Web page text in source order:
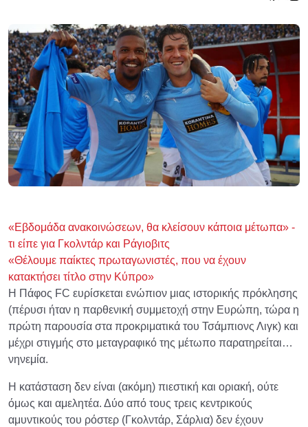
«Εβδομάδα ανακοινώσεων, θα κλείσουν κάποια μέτωπα» -
τι είπε για Γκολντάρ και Ράγιοβιτς
«Θέλουμε παίκτες πρωταγωνιστές, που να έχουν
κατακτήσει τίτλο στην Κύπρο»
Η Πάφος FC ευρίσκεται ενώπιον μιας ιστορικής πρόκλησης
(πέρυσι ήταν η παρθενική συμμετοχή στην Ευρώπη, τώρα η
πρώτη παρουσία στα προκριματικά του Τσάμπιονς Λιγκ) και
μέχρι στιγμής στο μεταγραφικό της μέτωπο παρατηρείται…
νηνεμία.
Η κατάσταση δεν είναι (ακόμη) πιεστική και οριακή, ούτε
όμως και αμελητέα. Δύο από τους τρεις κεντρικούς
αμυντικούς του ρόστερ (Γκολντάρ, Σάρλια) δεν έχουν